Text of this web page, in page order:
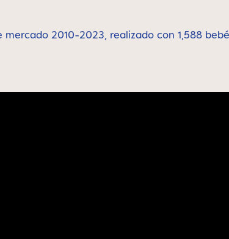
mercado 2010-2023, realizado con 1,588